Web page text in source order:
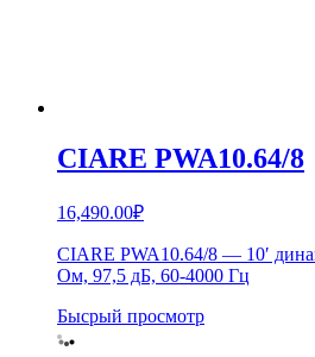
CIARE PWA10.64/8
16,490.00₽
CIARE PWA10.64/8 — 10′
Ом, 97,5 дБ, 60-4000 Гц
Бысрый просмотр